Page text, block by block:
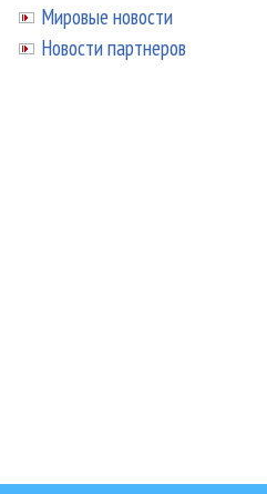
Мировые новости
Новости партнеров